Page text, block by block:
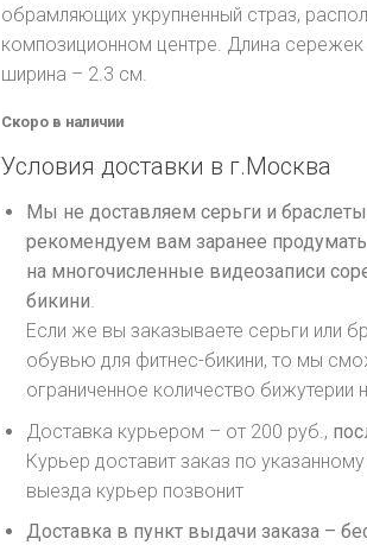
обрамляющих укрупненный страз,
композиционном центре. Длина
ширина – 2.3 см.
Скоро в наличии
Условия доставки в г.Москва
Мы не доставляем серьги и
рекомендуем вам заранее
на многочисленные видеозаписи
бикини.
Если же вы заказываете серьги или
обувью для фитнес-бикини, то мы
ограниченное количество бижутерии
Доставка курьером – от 200 руб.,
Курьер доставит заказ по
выезда курьер позвонит
Доставка в пункт выдачи заказа –